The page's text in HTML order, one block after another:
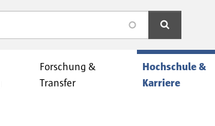
search
Forschung &
Transfer
Hochschule &
Karriere